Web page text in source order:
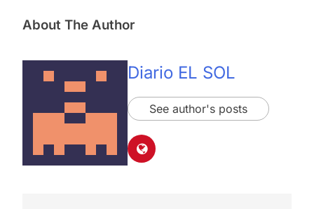
About The Author
Diario EL SOL
See author's posts